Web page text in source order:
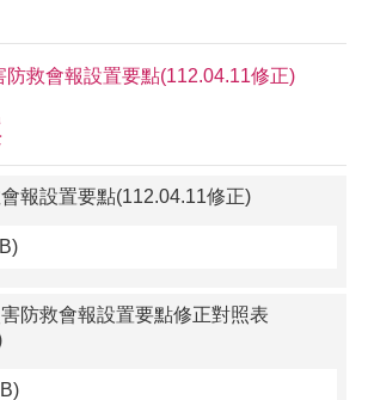
防救會報設置要點(112.04.11修正)
報設置要點(112.04.11修正)
防救會報設置要點修正對照表